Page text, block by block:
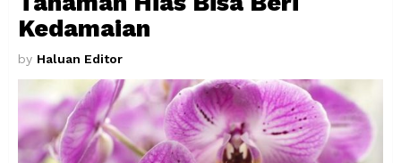
Kedamaian
by Haluan Editor